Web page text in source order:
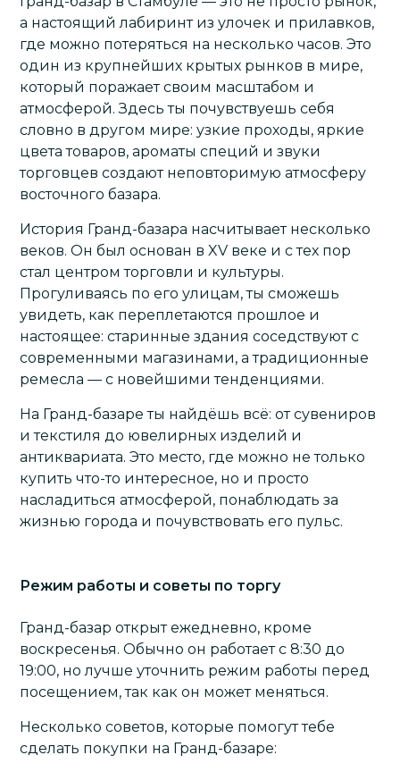
а настоящий лабиринт из улочек и прилавков,
где можно потеряться на несколько часов. Это
один из крупнейших крытых рынков в мире,
который поражает своим масштабом и
атмосферой. Здесь ты почувствуешь себя
словно в другом мире: узкие проходы, яркие
цвета товаров, ароматы специй и звуки
торговцев создают неповторимую атмосферу
восточного базара.
История Гранд-базара насчитывает несколько
веков. Он был основан в XV веке и с тех пор
стал центром торговли и культуры.
Прогуливаясь по его улицам, ты сможешь
увидеть, как переплетаются прошлое и
настоящее: старинные здания соседствуют с
современными магазинами, а традиционные
ремесла — с новейшими тенденциями.
На Гранд-базаре ты найдёшь всё: от сувениров
и текстиля до ювелирных изделий и
антиквариата. Это место, где можно не только
купить что-то интересное, но и просто
насладиться атмосферой, понаблюдать за
жизнью города и почувствовать его пульс.
Режим работы и советы по торгу
Гранд-базар открыт ежедневно, кроме
воскресенья. Обычно он работает с 8:30 до
19:00, но лучше уточнить режим работы перед
посещением, так как он может меняться.
Несколько советов, которые помогут тебе
сделать покупки на Гранд-базаре: